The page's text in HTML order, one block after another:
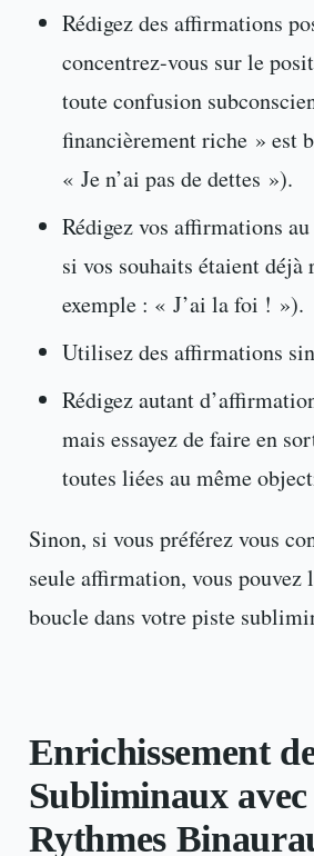
Rédigez des affirmations
concentrez-vous sur le
toute confusion
financièrement riche » est
« Je n’ai pas de dettes »).
Rédigez vos affirmations
si vos souhaits étaient déjà
exemple : « J’ai la foi ! »).
Utilisez des affirmations
Rédigez autant
mais essayez de faire en
toutes liées au même
Sinon, si vous préférez vous
seule affirmation, vous pouvez
boucle dans votre piste
Enrichissement
Subliminaux avec
Rythmes